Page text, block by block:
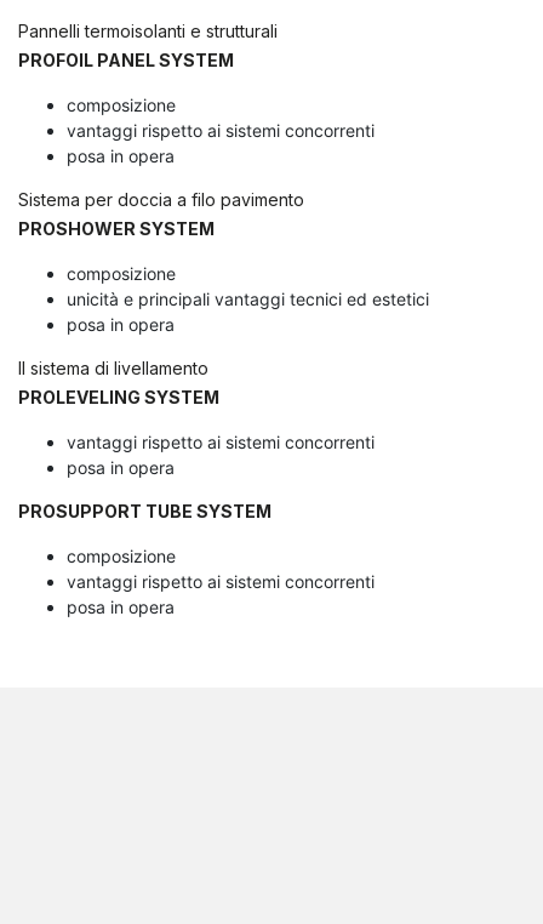
Pannelli termoisolanti e strutturali
PROFOIL PANEL SYSTEM
composizione
vantaggi rispetto ai sistemi concorrenti
posa in opera
Sistema per doccia a filo pavimento
PROSHOWER SYSTEM
composizione
unicità e principali vantaggi tecnici ed estetici
posa in opera
Il sistema di livellamento
PROLEVELING SYSTEM
vantaggi rispetto ai sistemi concorrenti
posa in opera
PROSUPPORT TUBE SYSTEM
composizione
vantaggi rispetto ai sistemi concorrenti
posa in opera